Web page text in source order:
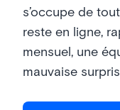
s’occupe de
reste en ligne,
mensuel, une
mauvaise